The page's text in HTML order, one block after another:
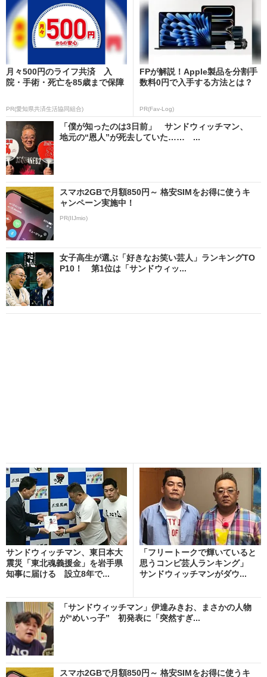
月々500円のライフ共済 入
院・手術・死亡を85歳まで保障
PR(愛知県共済生活協同組合)
FPが解説！Apple製品を分割手
数料0円で入手する方法とは？
PR(Fav-Log)
「僕が知ったのは3日前」 サンドウィッチマン、
地元の“恩人”が死去していた…… ...
スマホ2GBで月額850円～ 格安SIMをお得に使うキ
ャンペーン実施中！
PR(IIJmio)
女子高生が選ぶ「好きなお笑い芸人」ランキングTO
P10！ 第1位は「サンドウィッ...
サンドウィッチマン、東日本大
震災「東北魂義援金」を岩手県
知事に届ける 設立8年で...
「フリートークで輝いていると
思うコンビ芸人ランキング」
サンドウィッチマンがダウ...
「サンドウィッチマン」伊達みきお、まさかの人物
が“めいっ子” 初発表に「突然すぎ...
スマホ2GBで月額850円～ 格安SIMをお得に使うキ